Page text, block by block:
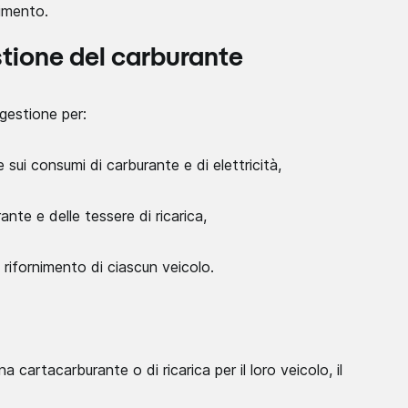
del carburante
per:
sui consumi di carburante e di elettricità,
e delle tessere di ricarica,
di ciascun veicolo.
cartacarburante o di ricarica per il loro veicolo, il